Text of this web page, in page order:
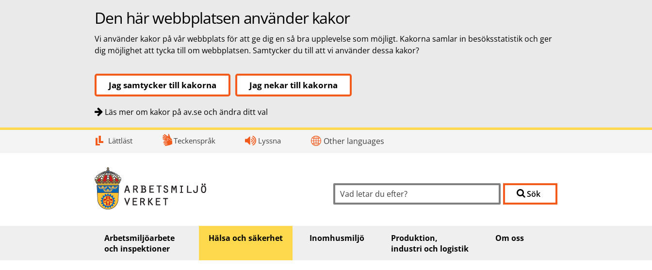
Den här webbplatsen använder kakor
Vi använder kakor på vår webbplats för att ge dig en så bra upplevelse som möjligt. Kakorna samlar in besöksstatistik och ger
dig möjlighet att tycka till om webbplatsen. Samtycker du till att vi använder dessa kakor?
Jag samtycker till kakorna Jag nekar till kakorna
Läs mer om kakor på av.se och ändra ditt val
Lättläst Teckenspråk Lyssna Other languages
Sök Sök
Arbetsmiljöarbete
och inspektioner
Hälsa och säkerhet Inomhusmiljö
Produktion,
industri och logistik
Om oss